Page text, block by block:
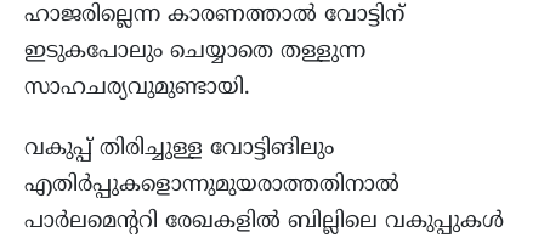
ഹാജരില്ലെന്ന കാരണത്താൽ വോട്ടിന്
ഇടുകപോലും ചെയ്യാതെ തള്ളുന്ന
സാഹചര്യവുമുണ്ടായി.
വകുപ്പ് തിരിച്ചുള്ള വോട്ടിങിലും
എതിർപ്പുകളൊന്നുമുയരാത്തതിനാല്‍
പാർലമെന്ററി രേഖകളിൽ ബില്ലിലെ വകുപ്പുകൾ